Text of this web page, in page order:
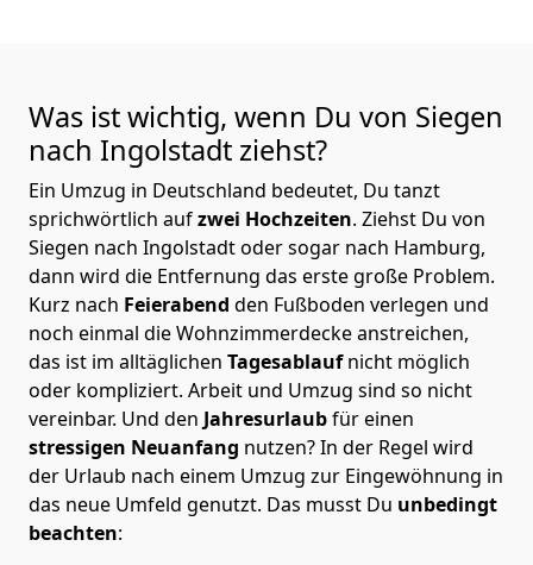
Was ist wichtig, wenn Du von Siegen
nach Ingolstadt ziehst?
Ein Umzug in Deutschland bedeutet, Du tanzt
sprichwörtlich aufzwei Hochzeiten. Ziehst Du von
Siegen nach Ingolstadt oder sogar nach Hamburg,
dann wird die Entfernung das erste große Problem.
Kurz nach Feierabend den Fußboden verlegen und
noch einmal die Wohnzimmerdecke anstreichen,
das ist im alltäglichen Tagesablaufnicht möglich
oder kompliziert. Arbeit und Umzug sind so nicht
vereinbar. Und den Jahresurlaubfür einen
stressigen Neuanfang nutzen? In der Regel wird
der Urlaub nach einem Umzug zur Eingewöhnung in
das neue Umfeld genutzt. Das musst Du unbedingt
beachten: